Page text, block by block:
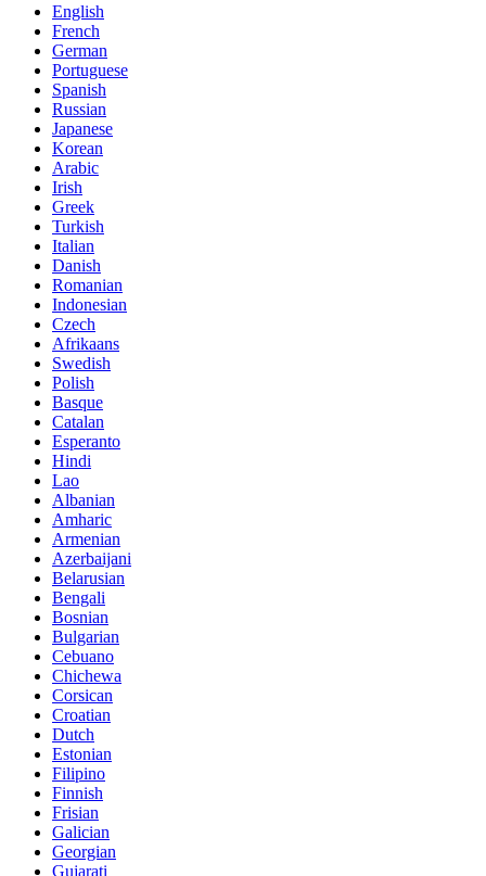
English
French
German
Portuguese
Spanish
Russian
Japanese
Korean
Arabic
Irish
Greek
Turkish
Italian
Danish
Romanian
Indonesian
Czech
Afrikaans
Swedish
Polish
Basque
Catalan
Esperanto
Hindi
Lao
Albanian
Amharic
Armenian
Azerbaijani
Belarusian
Bengali
Bosnian
Bulgarian
Cebuano
Chichewa
Corsican
Croatian
Dutch
Estonian
Filipino
Finnish
Frisian
Galician
Georgian
Gujarati